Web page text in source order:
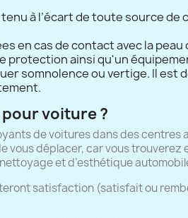
à l’écart de toute source
en cas de contact avec la
protection ainsi qu'un
somnolence ou vertige. Il est
voiture ?
de voitures dans des centres
vous déplacer, car vous
et d’esthétique
satisfaction (satisfait ou